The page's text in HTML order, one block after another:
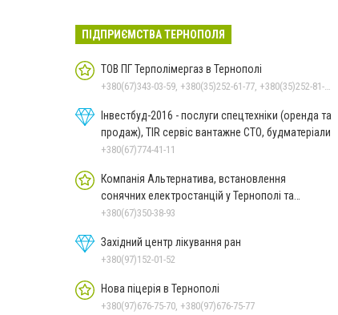
ПІДПРИЄМСТВА ТЕРНОПОЛЯ
ТОВ ПГ Терполімергаз в Тернополі
+380(67)343-03-59, +380(35)252-61-77, +380(35)252-81-69
Інвестбуд-2016 - послуги спецтехніки (оренда та
продаж), TIR сервіс вантажне СТО, будматеріали
+380(67)774-41-11
Компанія Альтернатива, встановлення
сонячних електростанцій у Тернополі та
області
+380(67)350-38-93
Західний центр лікування ран
+380(97)152-01-52
Нова піцерія в Тернополі
+380(97)676-75-70, +380(97)676-75-77